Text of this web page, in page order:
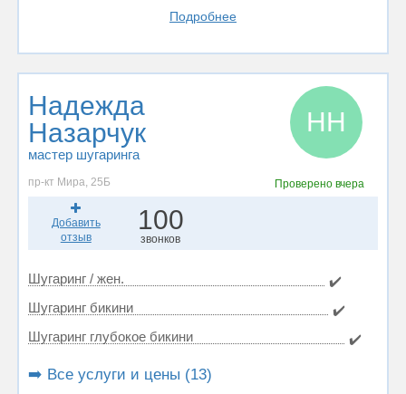
Подробнее
Надежда
Назарчук
мастер шугаринга
НН
пр-кт Мира, 25Б Провереновчера
Добавить
отзыв
100
звонков
Шугаринг / жен.
✔️
Шугаринг бикини
✔️
Шугаринг глубокое бикини
✔️
➡️ Все услуги и цены (13)